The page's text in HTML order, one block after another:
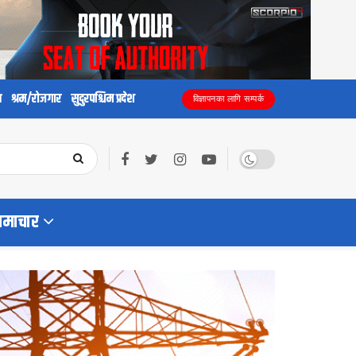
श्रम/रोजगार सुदुरपश्चिम प्रदेश विज्ञापनका लागि सम्पर्क